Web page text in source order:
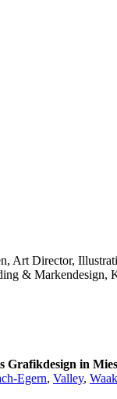
Art Director,
& Markendesign,
Grafikdesign in
Egern, Valley,